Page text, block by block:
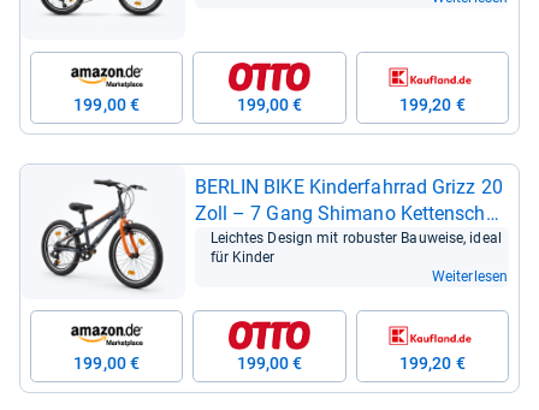
199,00 € 199,00 € 199,20 €
BER­LIN BIKE Kin­der­fahr­rad Grizz 20
Zoll – 7 Gang Shi­mano Ket­ten­schal­
tung
Leich­tes Design mit robus­ter Bau­weise, ideal
für Kin­der
Weiterlesen
199,00 € 199,00 € 199,20 €